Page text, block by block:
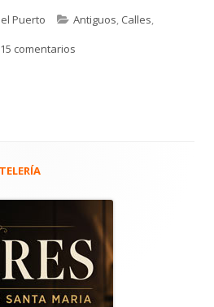
Puerto Categorías
Antiguos, Calles,
15 comentarios